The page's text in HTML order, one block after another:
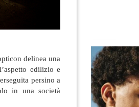
delinea una
edilizio e
persino a
in una società